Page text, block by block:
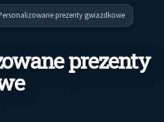
prezenty gwiazdkowe
prezenty